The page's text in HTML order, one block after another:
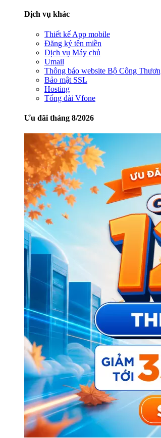
Dịch vụ khác
Thiết kế App mobile
Đăng ký tên miền
Dịch vụ Máy chủ
Umail
Thông báo website Bộ Công
Bảo mật SSL
Hosting
Tổng đài Vfone
Ưu đãi tháng 8/2026